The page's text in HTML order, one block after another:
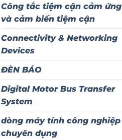
Công tắc tiệm cận cảm ứng
và cảm biến tiệm cận
Connectivity & Networking
Devices
ĐÈN BÁO
Digital Motor Bus Transfer
System
dòng máy tính công nghiệp
chuyên dụng